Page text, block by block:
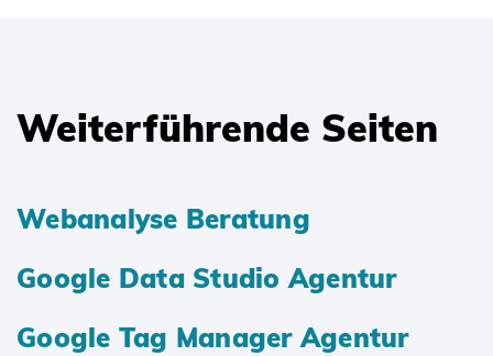
Weiterführende Seiten
Webanalyse Beratung
Google Data Studio Agentur
Google Tag Manager Agentur